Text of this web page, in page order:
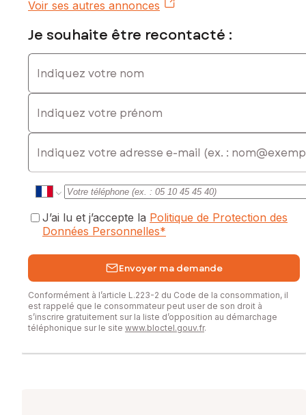
EI - Agent commercial immatriculé au RSAC de NANTES sous
Voir ses autres annonces
Je souhaite être recontacté :
Indiquez votre nom
Indiquez votre prénom
E-mail
J’ai lu et j’accepte la Politique de Protection des
Données Personnelles*
Envoyer ma demande
Conformément à l’article L.223-2 du Code de la consommation, il
est rappelé que le consommateur peut user de son droit à
s’inscrire gratuitement sur la liste d’opposition au démarchage
téléphonique sur le site www.bloctel.gouv.fr.